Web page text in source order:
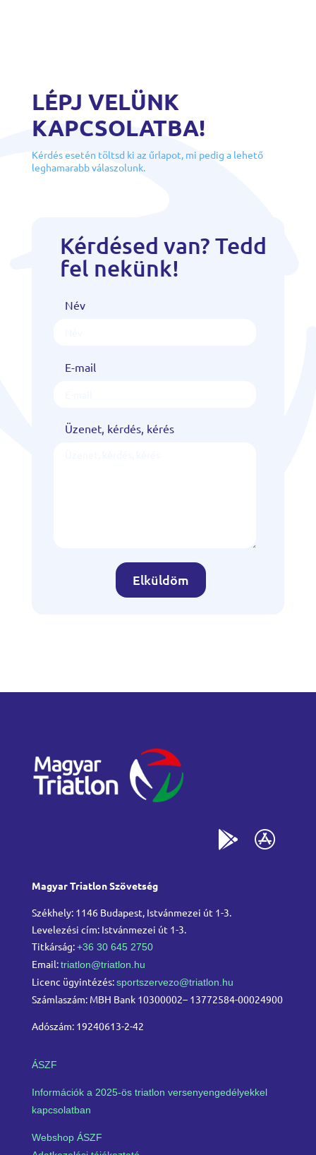
LÉPJ VELÜNK
KAPCSOLATBA!
Kérdés esetén töltsd ki az űrlapot, mi pedig a lehető
leghamarabb válaszolunk.
Kérdésed van? Tedd
fel nekünk!
Név
E-mail
Üzenet, kérdés, kérés
Elküldöm
Magyar Triatlon Szövetség
Székhely: 1146 Budapest, Istvánmezei út 1-3.
Levelezési cím: Istvánmezei út 1-3.
Titkárság:+36 30 645 2750
Email:triatlon@triatlon.hu
Licenc ügyintézés:sportszervezo@triatlon.hu
Számlaszám: MBH Bank 10300002– 13772584-00024900
Adószám: 19240613-2-42
ÁSZF
Információk a 2025-ös triatlon versenyengedélyekkel
kapcsolatban
Webshop ÁSZF